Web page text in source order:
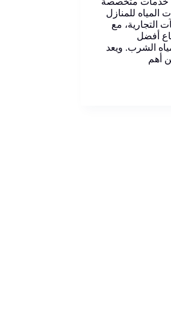
للمنازل
التجارية، مع
أفضل
الشرب. ويعد
أهم